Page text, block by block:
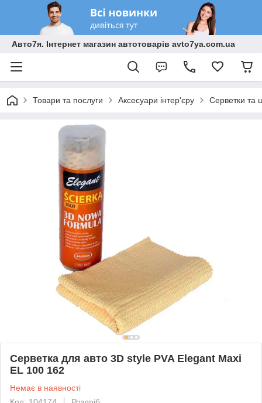
Авто7я. Інтернет магазин автотоварів avto7ya.com.ua
Товари та послуги Аксесуари інтер'єру Серветки та
Серветка для авто 3D style PVA Elegant Maxi
EL 100 162
Немає в наявності